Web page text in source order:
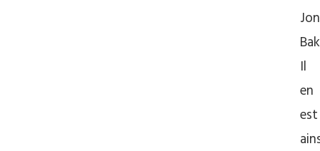
Il
en
est